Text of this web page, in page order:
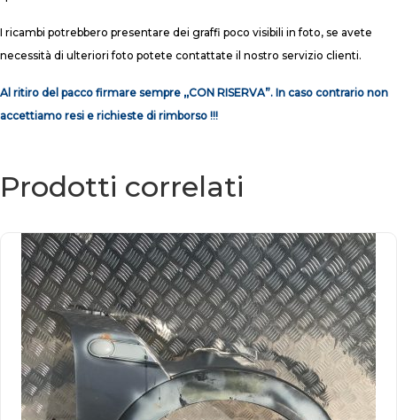
I ricambi potrebbero presentare dei graffi poco visibili in foto, se avete
necessità di ulteriori foto potete contattate il nostro servizio clienti.
Al ritiro del pacco firmare sempre ,,CON RISERVA”. In caso contrario non
accettiamo resi e richieste di rimborso !!!
Prodotti correlati